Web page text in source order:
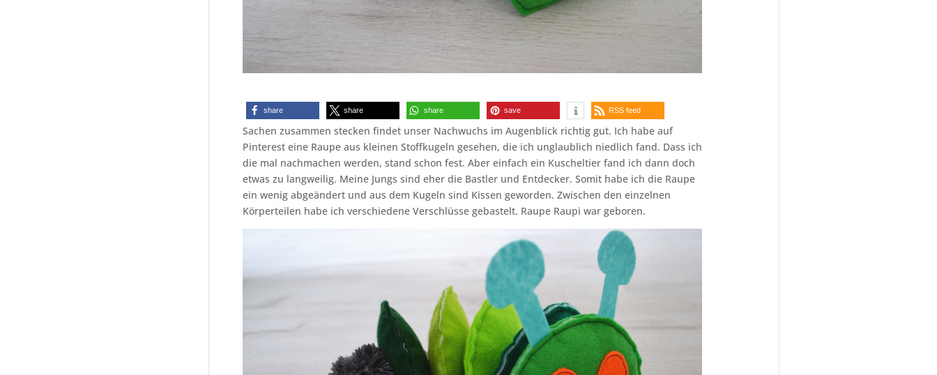
share share share save RSS feed
Sachen zusammen stecken findet unser Nachwuchs im Augenblick richtig gut. Ich habe auf
Pinterest eine Raupe aus kleinen Stoffkugeln gesehen, die ich unglaublich niedlich fand. Dass ich
die mal nachmachen werden, stand schon fest. Aber einfach ein Kuscheltier fand ich dann doch
etwas zu langweilig. Meine Jungs sind eher die Bastler und Entdecker. Somit habe ich die Raupe
ein wenig abgeändert und aus dem Kugeln sind Kissen geworden. Zwischen den einzelnen
Körperteilen habe ich verschiedene Verschlüsse gebastelt. Raupe Raupi war geboren.